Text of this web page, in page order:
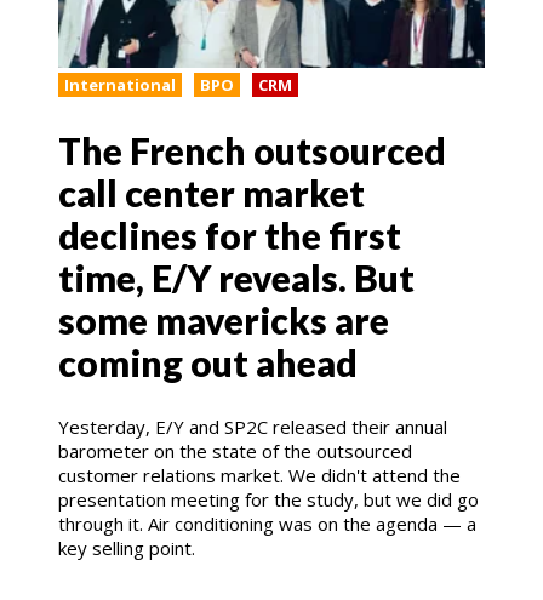
International BPO CRM
The French outsourced
call center market
declines for the first
time, E/Y reveals. But
some mavericks are
coming out ahead
Yesterday, E/Y and SP2C released their annual
barometer on the state of the outsourced
customer relations market. We didn't attend the
presentation meeting for the study, but we did go
through it. Air conditioning was on the agenda — a
key selling point.